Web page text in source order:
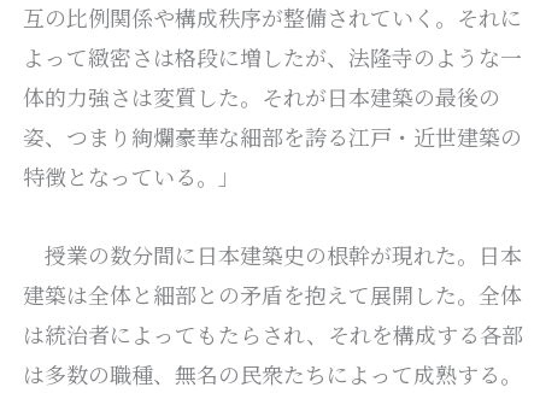
互の比例関係や構成秩序が整備されていく。それに
よって緻密さは格段に増したが、法隆寺のような一
体的力強さは変質した。それが日本建築の最後の
姿、つまり絢爛豪華な細部を誇る江戸・近世建築の
特徴となっている。」
授業の数分間に日本建築史の根幹が現れた。日本
建築は全体と細部との矛盾を抱えて展開した。全体
は統治者によってもたらされ、それを構成する各部
は多数の職種、無名の民衆たちによって成熟する。